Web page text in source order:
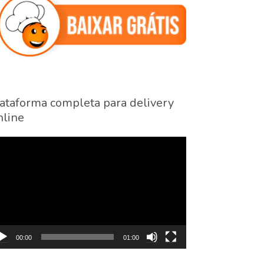
completa para delivery
00:00 01:00